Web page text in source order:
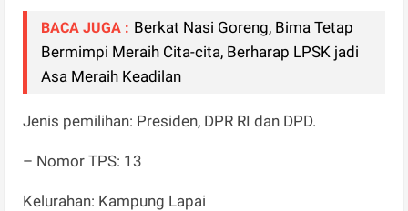
BACA JUGA : Berkat Nasi Goreng, Bima Tetap
Bermimpi Meraih Cita-cita, Berharap LPSK jadi
Asa Meraih Keadilan
Jenis pemilihan: Presiden, DPR RI dan DPD.
– Nomor TPS: 13
Kelurahan: Kampung Lapai